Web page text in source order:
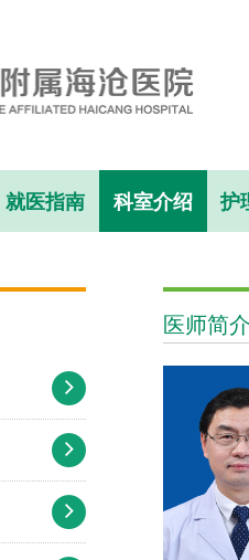
就医指南 科室介绍 护
医师简